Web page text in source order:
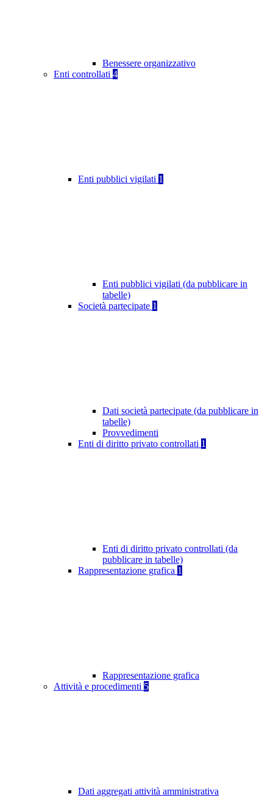
Benessere organizzativo
Enti controllati 4
Enti pubblici vigilati 1
Enti pubblici vigilati (da pubblicare in
tabelle)
Società partecipate 1
Dati società partecipate (da pubblicare in
tabelle)
Provvedimenti
Enti di diritto privato controllati 1
Enti di diritto privato controllati (da
pubblicare in tabelle)
Rappresentazione grafica 1
Rappresentazione grafica
Attività e procedimenti 5
Dati aggregati attività amministrativa